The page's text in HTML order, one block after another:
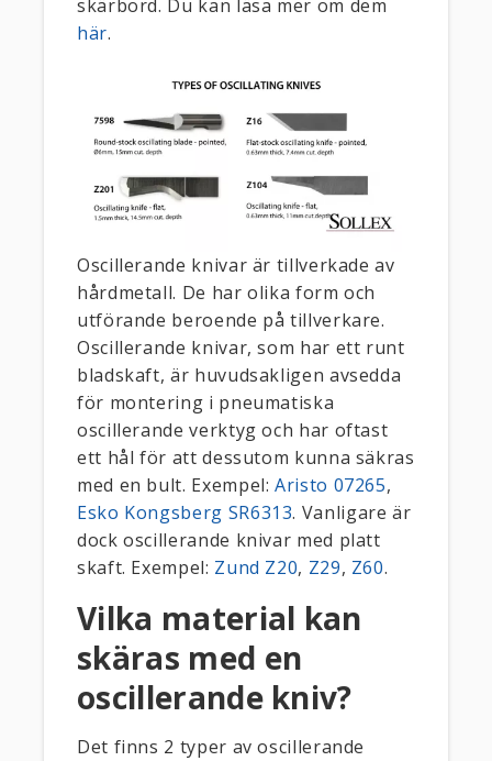
skärbord. Du kan läsa mer om dem
här.
Oscillerande knivar är tillverkade av
hårdmetall. De har olika form och
utförande beroende på tillverkare.
Oscillerande knivar, som har ett runt
bladskaft, är huvudsakligen avsedda
för montering i pneumatiska
oscillerande verktyg och har oftast
ett hål för att dessutom kunna säkras
med en bult. Exempel:Aristo 07265,
Esko Kongsberg SR6313. Vanligare är
dock oscillerande knivar med platt
skaft. Exempel: Zund Z20, Z29, Z60.
Vilka material kan
skäras med en
oscillerande kniv?
Det finns 2 typer av oscillerande